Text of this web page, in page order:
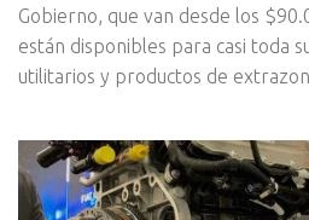
Gobierno, que van desde los
están disponibles para casi toda
utilitarios y productos de